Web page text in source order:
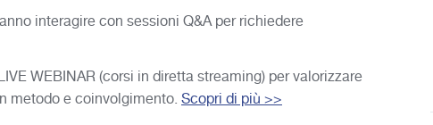
interagire con sessioni Q&A per richiedere
WEBINAR (corsi in diretta streaming) per valorizzare
metodo e coinvolgimento. Scopri di più >>